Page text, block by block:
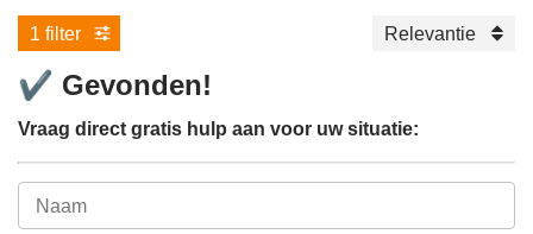
1 filter Relevantie
✔ Gevonden!
Vraag direct gratis hulp aan voor uw situatie: